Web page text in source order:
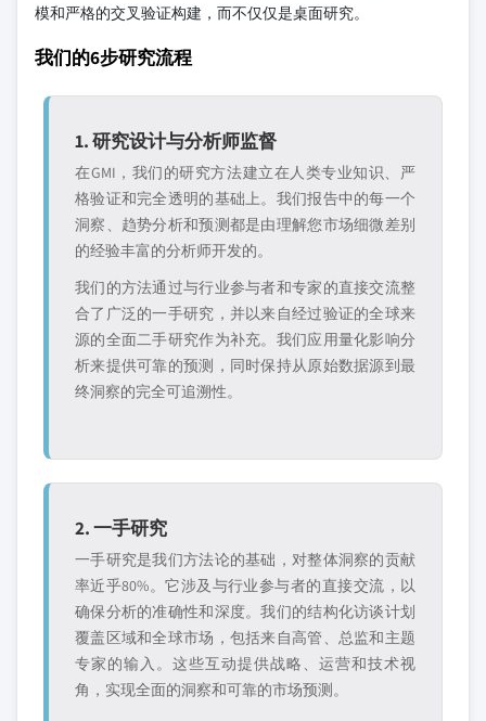
模和严格的交叉验证构建，而不仅仅是桌面研究。
我们的6步研究流程
1. 研究设计与分析师监督
在GMI，我们的研究方法建立在人类专业知识、严
格验证和完全透明的基础上。我们报告中的每一个
洞察、趋势分析和预测都是由理解您市场细微差别
的经验丰富的分析师开发的。
我们的方法通过与行业参与者和专家的直接交流整
合了广泛的一手研究，并以来自经过验证的全球来
源的全面二手研究作为补充。我们应用量化影响分
析来提供可靠的预测，同时保持从原始数据源到最
终洞察的完全可追溯性。
2. 一手研究
一手研究是我们方法论的基础，对整体洞察的贡献
率近乎80%。它涉及与行业参与者的直接交流，以
确保分析的准确性和深度。我们的结构化访谈计划
覆盖区域和全球市场，包括来自高管、总监和主题
专家的输入。这些互动提供战略、运营和技术视
角，实现全面的洞察和可靠的市场预测。